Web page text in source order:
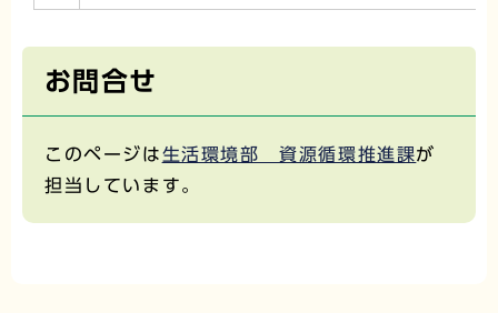
お問合せ
このページは生活環境部 資源循環推進課が
担当しています。